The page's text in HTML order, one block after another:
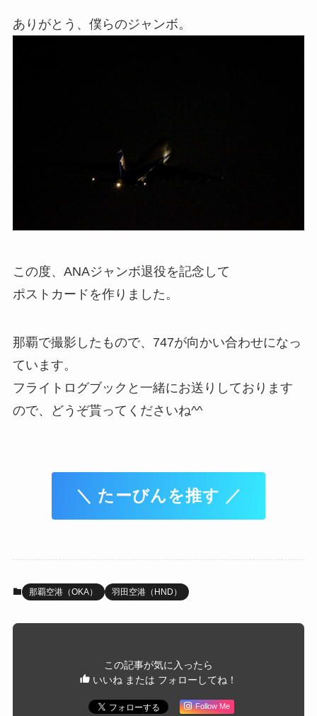
ありがとう、僕らのジャンボ。
この度、ANAジャンボ退役を記念して
ポストカードを作りました。
那覇で撮影したもので、747が向かい合わせになっ
ています。
フライトログブックと一緒にお送りしております
ので、どうぞ貰ってくださいね^^
＼ たーびんを推す ／
那覇空港（OKA） 羽田空港（HND）
この記事が気に入ったら
いいね または フォローしてね！
Follow Me